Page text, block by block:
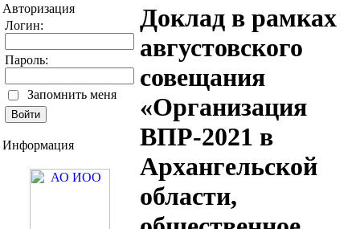
Авторизация
Логин:
Пароль:
Запомнить меня
Информация
Доклад в рамках
августовского
совещания
«Организация
ВПР-2021 в
Архангельской
области,